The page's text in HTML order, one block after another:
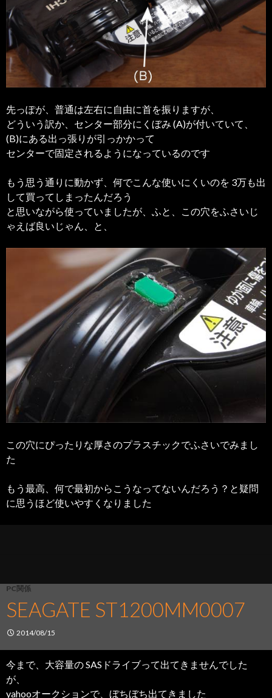
先っぽが、普通は左右に自由に首を振りますが、
どういう訳か、センター部分にくぼみ (A)が付いていて、
(B)にある出っ張りが引っかかって
センターで固定されるようになっているのです
もう思う通りに動かず、何でこんな使いにくいのを 3万も出
して買ってしまったんだろう
と思いながら使っていましたが、ふと、この穴をふさいじ
ゃえば良いじゃん、と、
この穴にぴったりな厚さのプラスチックでふさいでみまし
た
もう最高、何で最初からこうなってないんだろう？と疑問
に思うほど使いやすくなりました
PC関係
SEAGATE ST1200MM0007
2014/08/15
今まで、大容量の SASドライブって出てきませんでした
が、
yahooオークションで、ぼちぼち出てきました